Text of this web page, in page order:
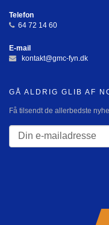
Telefon
64 72 14 60
E-mail
kontakt@gmc-fyn.dk
GÅ ALDRIG GLIB AF
Få tilsendt de allerbedste